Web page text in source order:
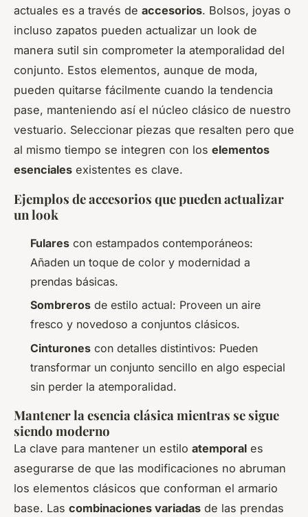
actuales es a través de accesorios. Bolsos, joyas o
incluso zapatos pueden actualizar un look de
manera sutil sin comprometer la atemporalidad del
conjunto. Estos elementos, aunque de moda,
pueden quitarse fácilmente cuando la tendencia
pase, manteniendo así el núcleo clásico de nuestro
vestuario. Seleccionar piezas que resalten pero que
al mismo tiempo se integren con los elementos
esenciales existentes es clave.
Ejemplos de accesorios que pueden actualizar
un look
Fulares con estampados contemporáneos:
Añaden un toque de color y modernidad a
prendas básicas.
Sombreros de estilo actual: Proveen un aire
fresco y novedoso a conjuntos clásicos.
Cinturones con detalles distintivos: Pueden
transformar un conjunto sencillo en algo especial
sin perder la atemporalidad.
Mantener la esencia clásica mientras se sigue
siendo moderno
La clave para mantener un estilo atemporal es
asegurarse de que las modificaciones no abruman
los elementos clásicos que conforman el armario
base. Las combinaciones variadas de las prendas